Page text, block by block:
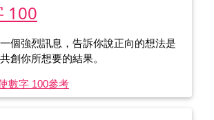
100
個強烈訊息，告訴你說正向的想法是
創你所想要的結果。
數字 100參考